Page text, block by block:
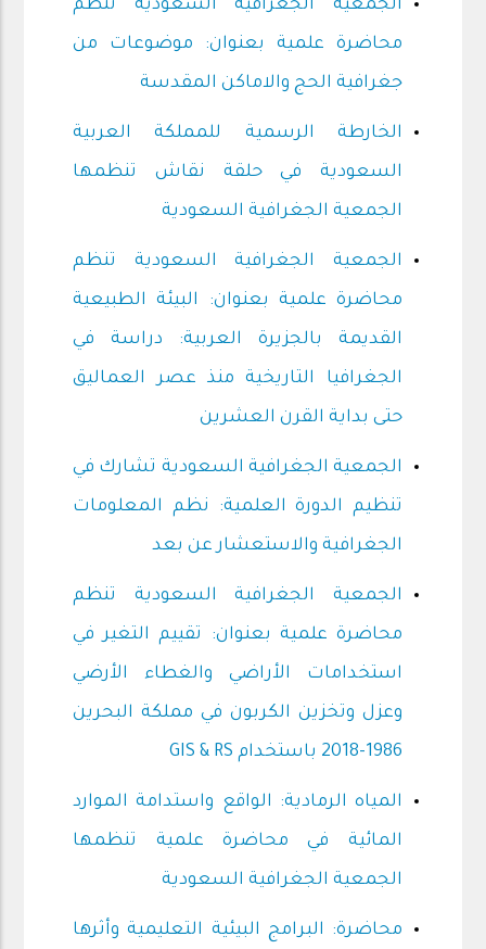
الجمعية الجغرافية السعودية تنظم
محاضرة علمية بعنوان: موضوعات من
جغرافية الحج والاماكن المقدسة
الخارطة الرسمية للمملكة العربية
السعودية في حلقة نقاش تنظمها
الجمعية الجغرافية السعودية
الجمعية الجغرافية السعودية تنظم
محاضرة علمية بعنوان: البيئة الطبيعية
القديمة بالجزيرة العربية: دراسة في
الجغرافيا التاريخية منذ عصر العماليق
حتى بداية القرن العشرين
الجمعية الجغرافية السعودية تشارك في
تنظيم الدورة العلمية: نظم المعلومات
الجغرافية والاستعشار عن بعد
الجمعية الجغرافية السعودية تنظم
محاضرة علمية بعنوان: تقييم التغير في
استخدامات الأراضي والغطاء الأرضي
وعزل وتخزين الكربون في مملكة البحرين
1986-2018 باستخدام GIS & RS
المياه الرمادية: الواقع واستدامة الموارد
المائية في محاضرة علمية تنظمها
الجمعية الجغرافية السعودية
محاضرة: البرامج البيئية التعليمية وأثرها